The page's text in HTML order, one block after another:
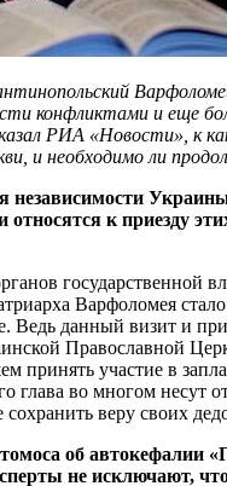
конфликтами и еще
РИА «Новости», к
и необходимо ли
к приезду
государственной
Варфоломея
Ведь данный визит и
Православной
принять участие в
глава во многом
веру своих
об
не исключают,